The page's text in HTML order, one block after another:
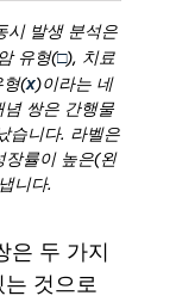
시 발생 분석은
유형(□), 치료
(x)이라는 네
쌍은 간행물
습니다. 라벨은
률이 높은(왼
니다.
은 두 가지
것으로